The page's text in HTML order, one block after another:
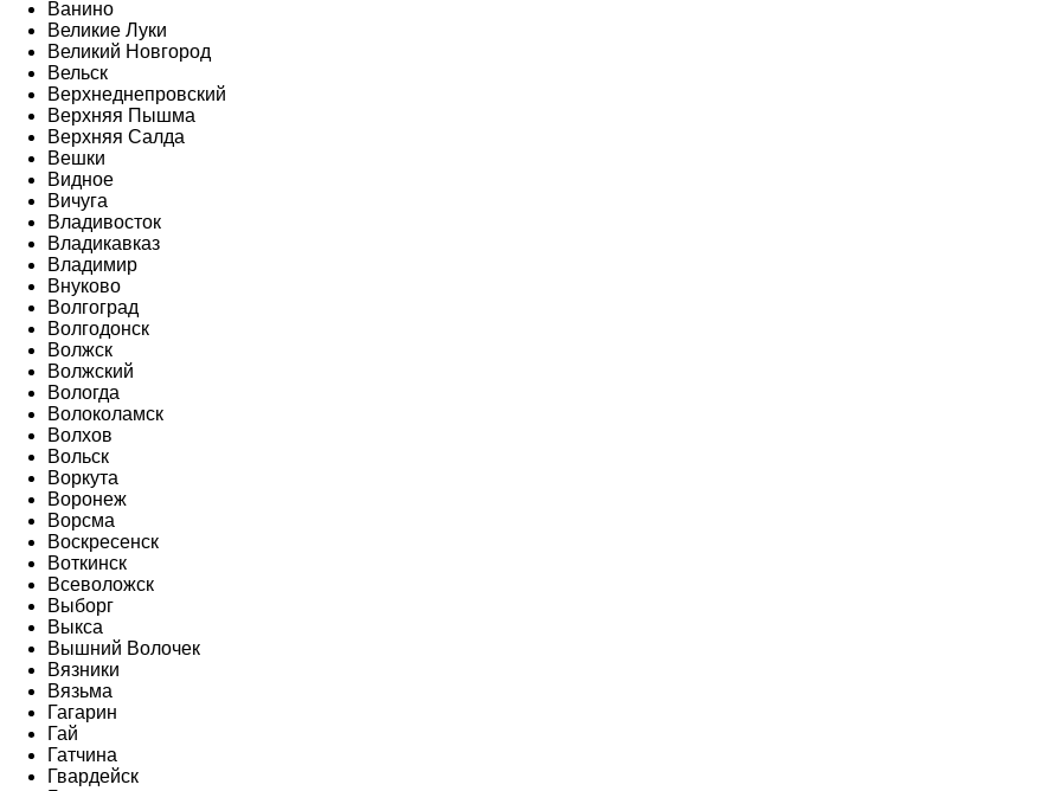
Ванино
Великие Луки
Великий Новгород
Вельск
Верхнеднепровский
Верхняя Пышма
Верхняя Салда
Вешки
Видное
Вичуга
Владивосток
Владикавказ
Владимир
Внуково
Волгоград
Волгодонск
Волжск
Волжский
Вологда
Волоколамск
Волхов
Вольск
Воркута
Воронеж
Ворсма
Воскресенск
Воткинск
Всеволожск
Выборг
Выкса
Вышний Волочек
Вязники
Вязьма
Гагарин
Гай
Гатчина
Гвардейск